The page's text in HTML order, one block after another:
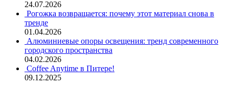
24.07.2026
Рогожка возвращается: почему этот материал снова в
тренде
01.04.2026
Алюминиевые опоры освещения: тренд современного
городского пространства
04.02.2026
Coffee Anytime в Питере!
09.12.2025